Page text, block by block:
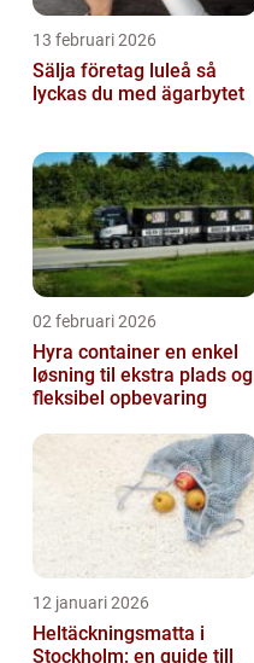
13 februari 2026
Sälja företag luleå så
lyckas du med ägarbytet
02 februari 2026
Hyra container en enkel
løsning til ekstra plads og
fleksibel opbevaring
12 januari 2026
Heltäckningsmatta i
Stockholm: en guide till